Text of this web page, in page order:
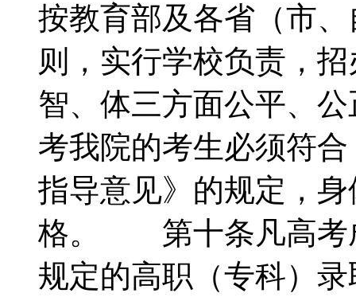
按教育部及各省（市
则，实行学校负责，
智、体三方面公平、
考我院的考生必须符
指导意见》的规定，
格。 第十条凡高考
规定的高职（专科）